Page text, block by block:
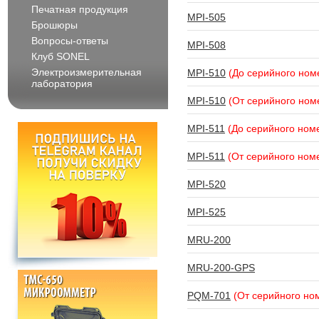
Печатная продукция
Брошюры
Вопросы-ответы
Клуб SONEL
Электроизмерительная
лаборатория
MPI-505
MPI-508
MPI-510 (До серийного
MPI-510 (От серийного
MPI-511 (До серийного
MPI-511 (От серийного
MPI-520
MPI-525
MRU-200
MRU-200-GPS
PQM-701 (От серийного